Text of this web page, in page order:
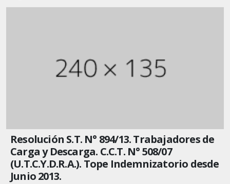
Resolución S.T. N° 894/13. Trabajadores de
Carga y Descarga. C.C.T. N° 508/07
(U.T.C.Y.D.R.A.). Tope Indemnizatorio desde
Junio 2013.